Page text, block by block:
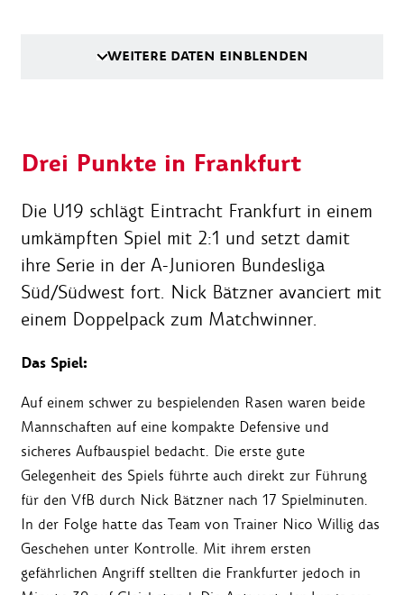
WEITERE DATEN EINBLENDEN
Drei Punkte in Frankfurt
Die U19 schlägt Eintracht Frankfurt in einem
umkämpften Spiel mit 2:1 und setzt damit
ihre Serie in der A-Junioren Bundesliga
Süd/Südwest fort. Nick Bätzner avanciert mit
einem Doppelpack zum Matchwinner.
Das Spiel:
Auf einem schwer zu bespielenden Rasen waren beide
Mannschaften auf eine kompakte Defensive und
sicheres Aufbauspiel bedacht. Die erste gute
Gelegenheit des Spiels führte auch direkt zur Führung
für den VfB durch Nick Bätzner nach 17 Spielminuten.
In der Folge hatte das Team von Trainer Nico Willig das
Geschehen unter Kontrolle. Mit ihrem ersten
gefährlichen Angriff stellten die Frankfurter jedoch in